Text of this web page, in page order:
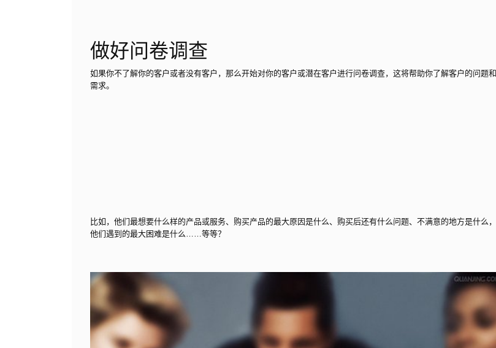
做好问卷调查
如果你不了解你的客户或者没有客户，那么开始对你的客户或潜在客户进行问卷调查，这将帮助你了解客户的问题和
需求。
比如，他们最想要什么样的产品或服务、购买产品的最大原因是什么、购买后还有什么问题、不满意的地方是什么，
他们遇到的最大困难是什么……等等？